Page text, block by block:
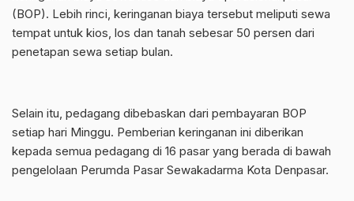
(BOP). Lebih rinci, keringanan biaya tersebut meliputi sewa
tempat untuk kios, los dan tanah sebesar 50 persen dari
penetapan sewa setiap bulan.
Selain itu, pedagang dibebaskan dari pembayaran BOP
setiap hari Minggu. Pemberian keringanan ini diberikan
kepada semua pedagang di 16 pasar yang berada di bawah
pengelolaan Perumda Pasar Sewakadarma Kota Denpasar.